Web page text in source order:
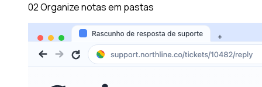
02Organize notas em pastas